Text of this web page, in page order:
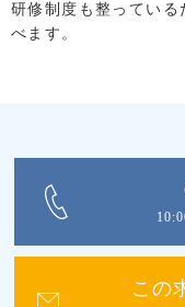
研修制度も整ってい
べます。
この